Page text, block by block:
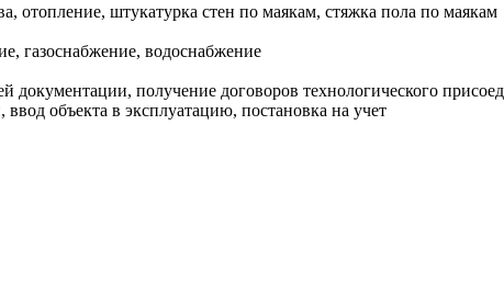
отопление, штукатурка стен по маякам, стяжка пола по маякам
газоснабжение, водоснабжение
получение договоров технологического
объекта в эксплуатацию, постановка на учет